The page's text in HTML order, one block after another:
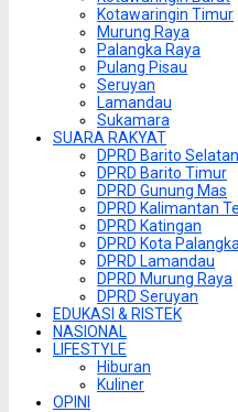
Kotawaringin Timur
Murung Raya
Palangka Raya
Pulang Pisau
Seruyan
Lamandau
Sukamara
SUARA RAKYAT
DPRD Barito Selatan
DPRD Barito Timur
DPRD Gunung Mas
DPRD Kalimantan
DPRD Katingan
DPRD Kota
DPRD Lamandau
DPRD Murung Raya
DPRD Seruyan
EDUKASI & RISTEK
NASIONAL
LIFESTYLE
Hiburan
Kuliner
OPINI